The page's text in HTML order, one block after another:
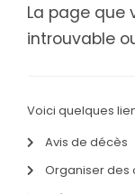
Nos
Nos fleurs
Nos
Nos urnes
Agence de
Agence de
Agence de
La page que
introuvable
Voici quelques
Avis de décès
Organiser des